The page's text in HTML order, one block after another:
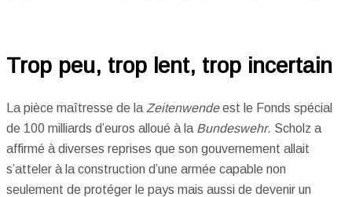
Trop peu, trop lent, trop incertain
La pièce maîtresse de la Zeitenwendeest le Fonds spécial
de 100 milliards d’euros alloué à la Bundeswehr. Scholz a
affirmé à diverses reprises que son gouvernement allait
s’atteler à la construction d’une armée capable non
seulement de protéger le pays mais aussi de devenir un